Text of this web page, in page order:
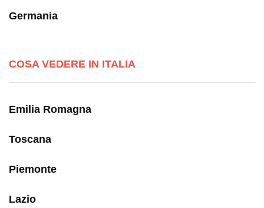
Germania
COSA VEDERE IN ITALIA
Emilia Romagna
Toscana
Piemonte
Lazio